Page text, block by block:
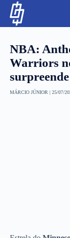
NBA:
Warriors
surpreende
MÁRCIO JÚNIOR | 25/07/